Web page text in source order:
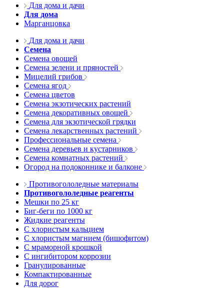
Для дома и дачи
Для дома
Марганцовка
Для дома и дачи
Семена
Семена овощей
Семена зелени и пряностей
Мицелий грибов
Семена ягод
Семена цветов
Семена экзотических растений
Семена декоративных овощей
Семена для экзотической грядки
Семена лекарственных растений
Профессиональные семена
Семена деревьев и кустарников
Семена комнатных растений
Огород на подоконнике и балконе
Противогололедные материалы
Противогололедные реагенты
Мешки по 25 кг
Биг-беги по 1000 кг
Жидкие реагенты
С хлористым кальцием
С хлористым магнием (бишофитом)
С мраморной крошкой
С ингибитором коррозии
Гранулированные
Компактированные
Для дорог